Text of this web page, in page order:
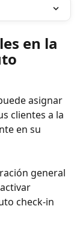
en la
asignar
clientes a la
en su
general
check-in